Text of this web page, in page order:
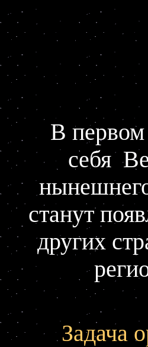
В первом
себя
станут
других
Задача